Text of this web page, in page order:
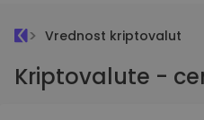
Vrednost kriptovalut
Kriptovalute -